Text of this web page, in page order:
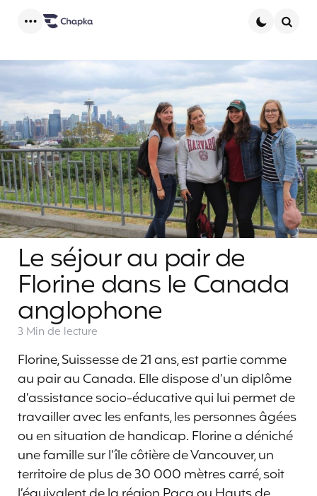
Le séjour au pair de
Florine dans le Canada
anglophone
3 Min de lecture
Florine, Suissesse de 21 ans, est partie comme
au pair au Canada. Elle dispose d’un diplôme
d’assistance socio-éducative qui lui permet de
travailler avec les enfants, les personnes âgées
ou en situation de handicap. Florine a déniché
une famille sur l’île côtière de Vancouver, un
territoire de plus de 30 000 mètres carré, soit